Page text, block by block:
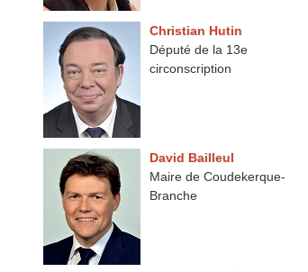
Christian Hutin
Député de la 13e
circonscription
David Bailleul
Maire de Coudekerque-
Branche